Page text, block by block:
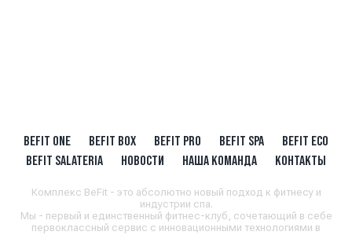
BEFIT ONE BEFIT BOX BEFIT PRO BEFIT SPA
BEFIT ECO
BEFIT SALATERIA
НОВОСТИ НАША КОМАНДА КОНТАКТЫ
Комплекс BeFit - это абсолютно новый подход к фитнесу и
индустрии спа.
Мы - первый и единственный фитнес-клуб, сочетающий в себе
первоклассный сервис с инновационными технологиями в